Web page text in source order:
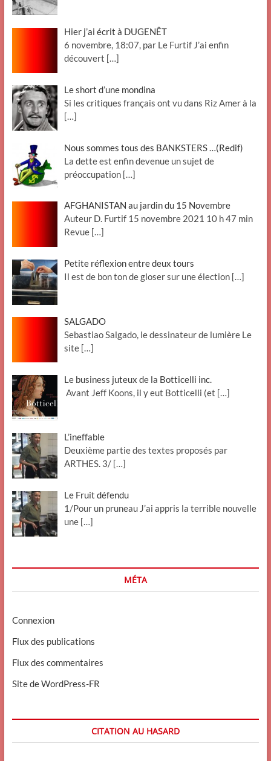
Hier j’ai écrit à DUGENÊT
6 novembre, 18:07, par Le Furtif J’ai enfin
découvert […]
Le short d’une mondina
Si les critiques français ont vu dans Riz Amer à la
[…]
Nous sommes tous des BANKSTERS …(Redif)
La dette est enfin devenue un sujet de
préoccupation […]
AFGHANISTAN au jardin du 15 Novembre
Auteur D. Furtif 15 novembre 2021 10 h 47 min
Revue […]
Petite réflexion entre deux tours
Il est de bon ton de gloser sur une élection […]
SALGADO
Sebastiao Salgado, le dessinateur de lumière Le
site […]
Le business juteux de la Botticelli inc.
Avant Jeff Koons, il y eut Botticelli (et […]
L’ineffable
Deuxième partie des textes proposés par
ARTHES. 3/ […]
Le Fruit défendu
1/Pour un pruneau J’ai appris la terrible nouvelle
une […]
MÉTA
Connexion
Flux des publications
Flux des commentaires
Site de WordPress-FR
CITATION AU HASARD